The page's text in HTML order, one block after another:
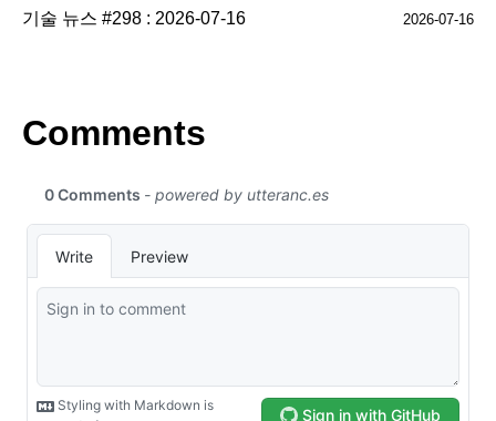
기술 뉴스 #298 : 2026-07-16 2026-07-16
Comments